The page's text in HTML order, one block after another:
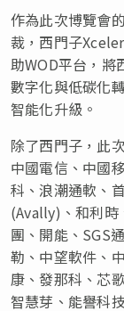
作為此次博覽會
裁，西門子
助WOD平台，
數字化與低碳化
智能化升級。
除了西門子，此
中國電信、中國
科、浪潮通軟、
(Avally)、和利時
團、開能、SGS
勒、中望軟件、
康、發那科、芯
智慧芽、能譽科